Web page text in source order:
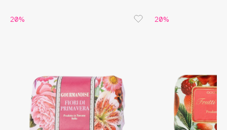
beautyblender
Bioderma
Biorepair
20% 20%